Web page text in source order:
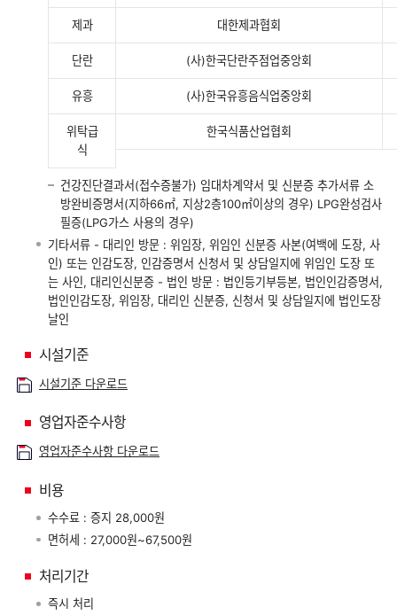
제과 대한제과협회
단란 (사)한국단란주점업중앙회
유흥 (사)한국유흥음식업중앙회
위탁급
식
한국식품산업협회
건강진단결과서(접수증불가) 임대차계약서 및 신분증 추가서류 소
방완비증명서(지하66㎡, 지상2층100㎡이상의 경우) LPG완성검사
필증(LPG가스 사용의 경우)
기타서류 - 대리인 방문 : 위임장, 위임인 신분증 사본(여백에 도장, 사
인) 또는 인감도장, 인감증명서 신청서 및 상담일지에 위임인 도장 또
는 사인, 대리인신분증 - 법인 방문 : 법인등기부등본, 법인인감증명서,
법인인감도장, 위임장, 대리인 신분증, 신청서 및 상담일지에 법인도장
날인
시설기준
시설기준 다운로드
영업자준수사항
영업자준수사항 다운로드
비용
수수료 : 증지 28,000원
면허세 : 27,000원~67,500원
처리기간
즉시 처리